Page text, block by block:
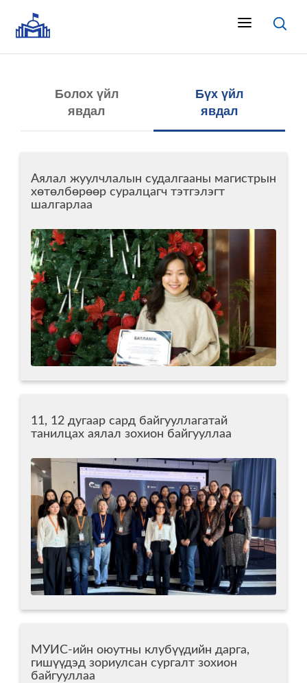
Болох үйл
явдал
Бүх үйл
явдал
Аялал жуулчлалын судалгааны магистрын
хөтөлбөрөөр суралцагч тэтгэлэгт
шалгарлаа
11, 12 дугаар сард байгууллагатай
танилцах аялал зохион байгууллаа
МУИС-ийн оюутны клубүүдийн дарга,
гишүүдэд зориулсан сургалт зохион
байгууллаа